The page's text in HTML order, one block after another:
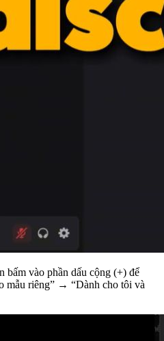
bấm vào phần dấu cộng (+) để
riêng” → “Dành cho tôi và